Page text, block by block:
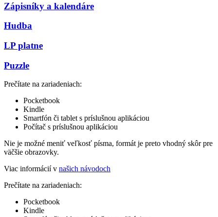
Zápisníky a kalendáre
Hudba
LP platne
Puzzle
Prečítate na zariadeniach:
Pocketbook
Kindle
Smartfón či tablet s príslušnou aplikáciou
Počítač s príslušnou aplikáciou
Nie je možné meniť veľkosť písma, formát je preto vhodný skôr pre
väčšie obrazovky.
Viac informácií v našich návodoch
Prečítate na zariadeniach:
Pocketbook
Kindle